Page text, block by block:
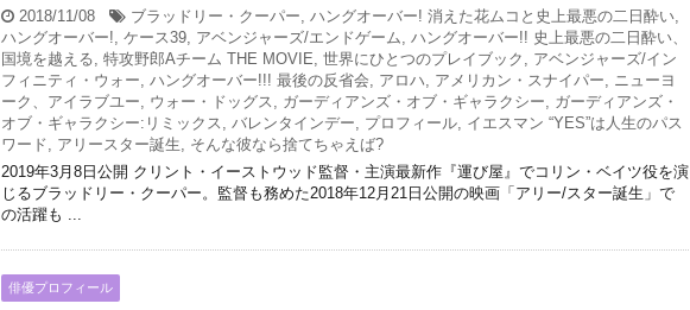
2018/11/08 ブラッドリー・クーパー, ハングオーバー! 消えた花ムコと史上最悪の二日酔い,
ハングオーバー!, ケース39, アベンジャーズ/エンドゲーム, ハングオーバー!! 史上最悪の二日酔い、
国境を越える, 特攻野郎Aチーム THE MOVIE, 世界にひとつのプレイブック , アベンジャーズ/イン
フィニティ・ウォー, ハングオーバー!!! 最後の反省会, アロハ, アメリカン・スナイパー, ニューヨ
ーク、アイラブユー, ウォー・ドッグス, ガーディアンズ・オブ・ギャラクシー, ガーディアンズ・
オブ・ギャラクシー:リミックス, バレンタインデー, プロフィール, イエスマン “YES”は人生のパス
ワード, アリースター誕生, そんな彼なら捨てちゃえば?
2019年3月8日公開 クリント・イーストウッド監督・主演最新作『運び屋』でコリン・ベイツ役を演
じるブラッドリー・クーパー。監督も務めた2018年12月21日公開の映画「アリー/スター誕生」で
の活躍も ...
俳優プロフィール